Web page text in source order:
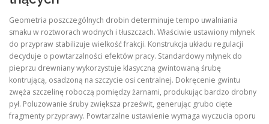
Geometria poszczególnych drobin determinuje tempo uwalniania
smaku w roztworach wodnych i tłuszczach. Właściwie ustawiony młynek
do przypraw stabilizuje wielkość frakcji. Konstrukcja układu regulacji
decyduje o powtarzalności efektów pracy. Standardowy młynek do
pieprzu drewniany wykorzystuje klasyczną gwintowaną śrubę
kontrującą, osadzoną na szczycie osi centralnej. Dokręcenie gwintu
zwęża szczelinę roboczą pomiędzy żarnami, produkując bardzo drobny
pył. Poluzowanie śruby zwiększa prześwit, generując grubo cięte
fragmenty przyprawy. Powtarzalne ustawienie wymaga wyczucia oporu